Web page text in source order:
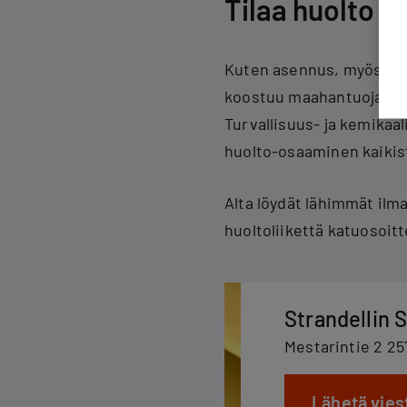
Tilaa huolto
Kuten asennus, myös
koostuu maahantuojan
Turvallisuus- ja
huolto-osaaminen
Alta löydät lähimmät
huoltoliikettä
Strandellin
Mestarintie 2
Lähetä